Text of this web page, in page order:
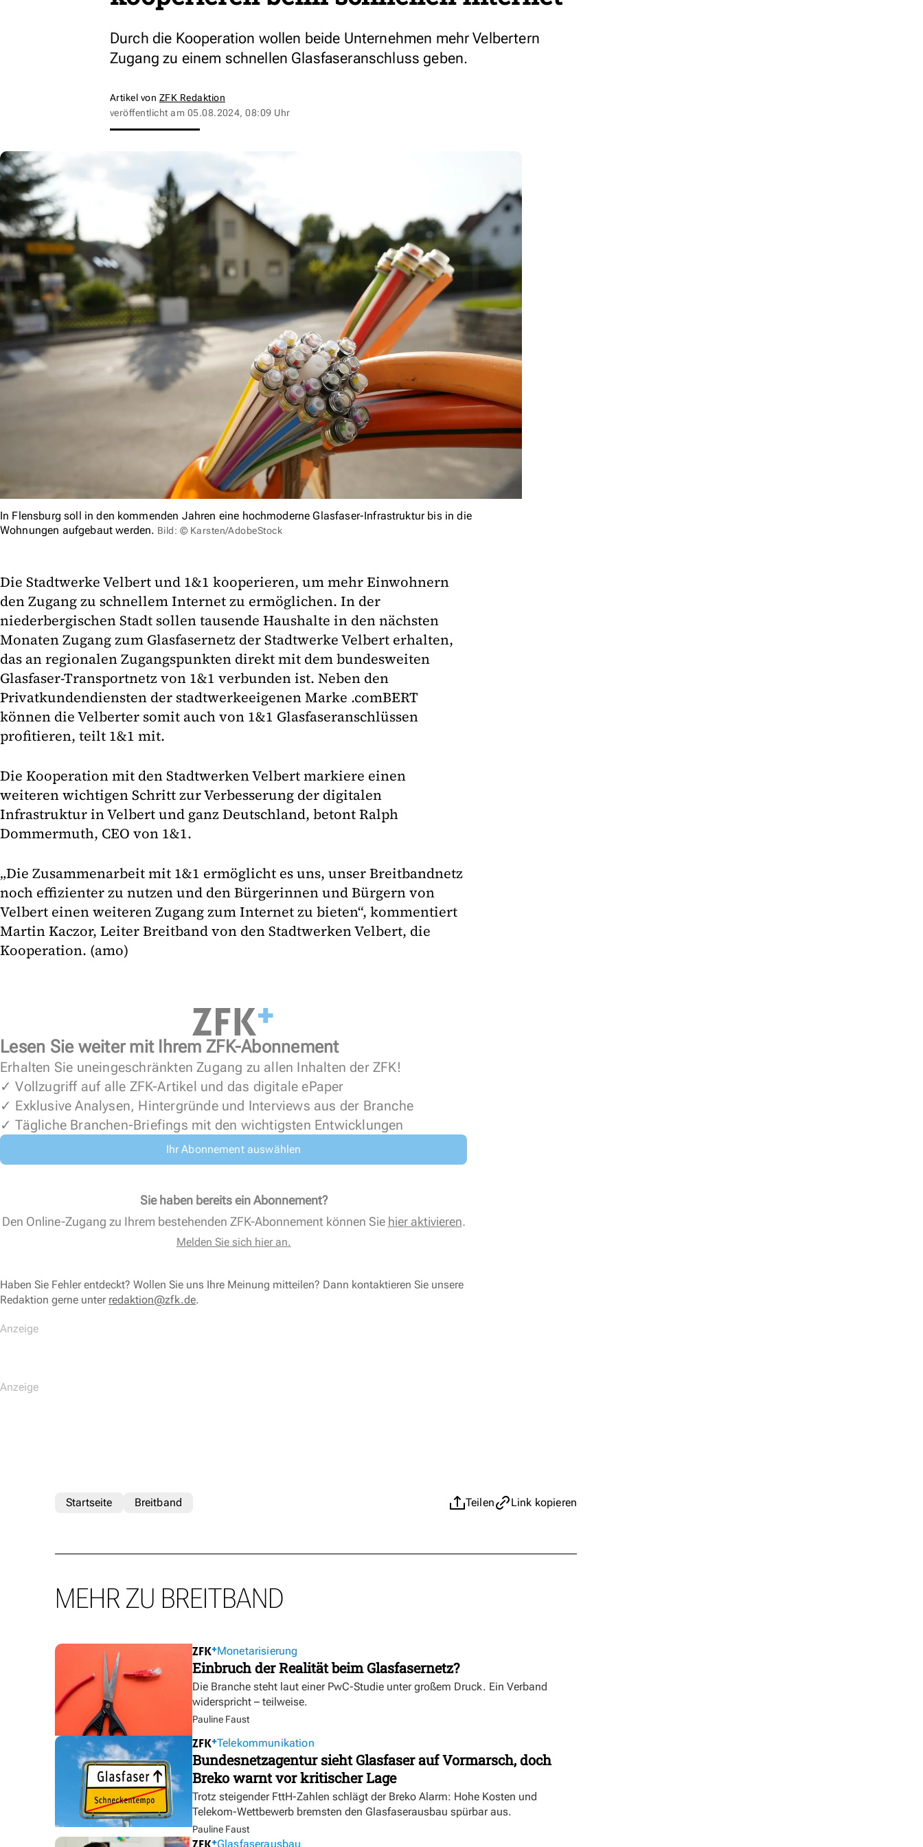
Durch die Kooperation wollen beide Unternehmen mehr Velbertern
Zugang zu einem schnellen Glasfaseranschluss geben.
Artikel von ZFK Redaktion
veröffentlicht am 05.08.2024, 08:09 Uhr
In Flensburg soll in den kommenden Jahren eine hochmoderne Glasfaser-Infrastruktur bis in die
Wohnungen aufgebaut werden. Bild: © Karsten/AdobeStock
Die Stadtwerke Velbert und 1&1 kooperieren, um mehr Einwohnern
den Zugang zu schnellem Internet zu ermöglichen. In der
niederbergischen Stadt sollen tausende Haushalte in den nächsten
Monaten Zugang zum Glasfasernetz der Stadtwerke Velbert erhalten,
das an regionalen Zugangspunkten direkt mit dem bundesweiten
Glasfaser-Transportnetz von 1&1 verbunden ist. Neben den
Privatkundendiensten der stadtwerkeeigenen Marke .comBERT
können die Velberter somit auch von 1&1 Glasfaseranschlüssen
profitieren, teilt 1&1 mit.
Die Kooperation mit den Stadtwerken Velbert markiere einen
weiteren wichtigen Schritt zur Verbesserung der digitalen
Infrastruktur in Velbert und ganz Deutschland, betont Ralph
Dommermuth, CEO von 1&1.
„Die Zusammenarbeit mit 1&1 ermöglicht es uns, unser Breitbandnetz
noch effizienter zu nutzen und den Bürgerinnen und Bürgern von
Velbert einen weiteren Zugang zum Internet zu bieten“, kommentiert
Martin Kaczor, Leiter Breitband von den Stadtwerken Velbert, die
Kooperation. (amo)
Lesen Sie weiter mit Ihrem ZFK-Abonnement
Erhalten Sie uneingeschränkten Zugang zu allen Inhalten der ZFK!
✓ Vollzugriff auf alle ZFK-Artikel und das digitale ePaper
✓ Exklusive Analysen, Hintergründe und Interviews aus der Branche
✓ Tägliche Branchen-Briefings mit den wichtigsten Entwicklungen
Ihr Abonnement auswählen
Sie haben bereits ein Abonnement?
Den Online-Zugang zu Ihrem bestehenden ZFK-Abonnement können Sie hier aktivieren.
Melden Sie sich hier an.
Haben Sie Fehler entdeckt? Wollen Sie uns Ihre Meinung mitteilen? Dann kontaktieren Sie unsere
Redaktion gerne unter redaktion@zfk.de.
Teilen Link kopieren
Startseite Breitband
MEHR ZU BREITBAND
Monetarisierung
Einbruch der Realität beim Glasfasernetz?
Die Branche steht laut einer PwC-Studie unter großem Druck. Ein Verband
widerspricht – teilweise.
Pauline Faust
Telekommunikation
Bundesnetzagentur sieht Glasfaser auf Vormarsch, doch
Breko warnt vor kritischer Lage
Trotz steigender FttH-Zahlen schlägt der Breko Alarm: Hohe Kosten und
Telekom-Wettbewerb bremsten den Glasfaserausbau spürbar aus.
Pauline Faust
Glasfaserausbau